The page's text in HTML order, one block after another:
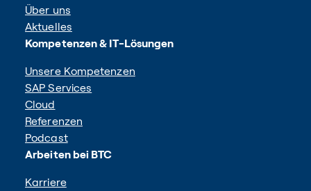
Über uns
Aktuelles
Kompetenzen & IT-Lösungen
Unsere Kompetenzen
SAP Services
Cloud
Referenzen
Podcast
Arbeiten bei BTC
Karriere